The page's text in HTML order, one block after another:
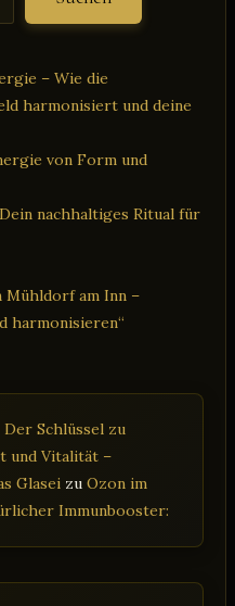
– Wie die
harmonisiert und deine
von Form und
nachhaltiges Ritual für
Mühldorf am Inn –
harmonisieren“
Der Schlüssel zu
und Vitalität –
Glasei zu Ozon im
Immunbooster: